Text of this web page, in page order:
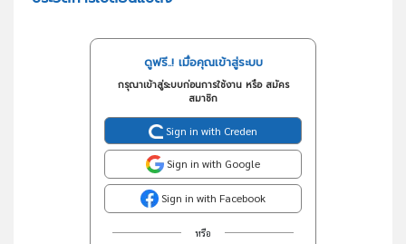
ดูฟรี..! เมื่อคุณเข้าสู่ระบบ
กรุณาเข้าสู่ระบบก่อนการใช้งาน หรือ สมัคร
สมาชิก
Sign in with Creden
Sign in with Google
Sign in with Facebook
หรือ